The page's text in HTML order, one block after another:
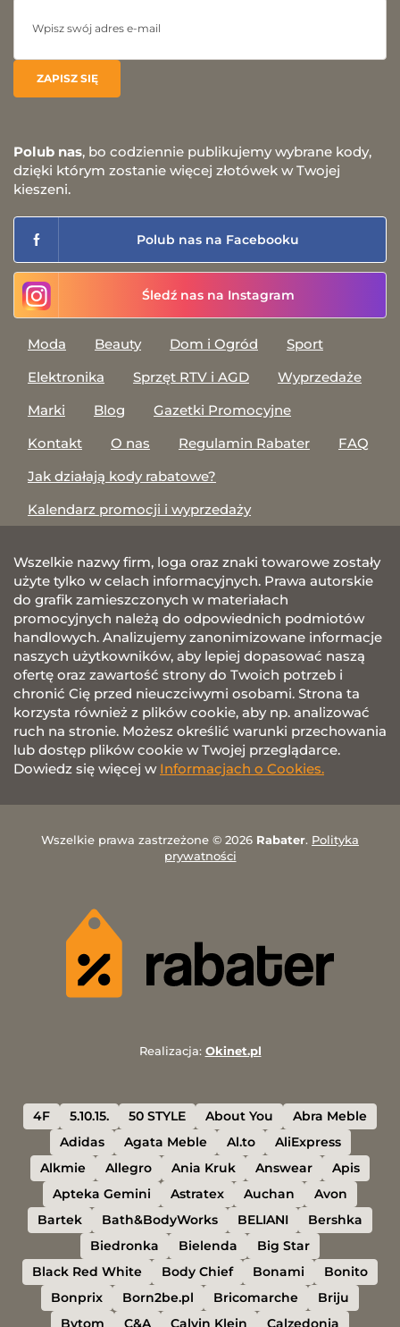
Polub nas, bo codziennie publikujemy wybrane kody,
dzięki którym zostanie więcej złotówek w Twojej
kieszeni.
Polub nas na Facebooku
Śledź nas na Instagram
Moda Beauty Dom i Ogród
Sport
Elektronika
Sprzęt RTV i AGD
Wyprzedaże
Marki
Blog
Gazetki Promocyjne
Kontakt
O nas Regulamin Rabater
FAQ
Jak działają kody rabatowe?
Kalendarz promocji i wyprzedaży
Wszelkie nazwy firm, loga oraz znaki towarowe zostały
użyte tylko w celach informacyjnych. Prawa autorskie
do grafik zamieszczonych w materiałach
promocyjnych należą do odpowiednich podmiotów
handlowych. Analizujemy zanonimizowane informacje
naszych użytkowników, aby lepiej dopasować naszą
ofertę oraz zawartość strony do Twoich potrzeb i
chronić Cię przed nieuczciwymi osobami. Strona ta
korzysta również z plików cookie, aby np. analizować
ruch na stronie. Możesz określić warunki przechowania
lub dostęp plików cookie w Twojej przeglądarce.
Dowiedz się więcej w Informacjach o Cookies.
Wszelkie prawa zastrzeżone © 2026 Rabater. Polityka
prywatności
Realizacja: Okinet.pl
4F 5.10.15. 50 STYLE About You
Abra Meble
Adidas
Agata Meble Al.to
AliExpress
Alkmie
Allegro Ania Kruk Answear
Apis
Apteka Gemini
Astratex Auchan
Avon
Bartek
Bath&BodyWorks BELIANI
Bershka
Biedronka
Bielenda
Big Star
Black Red White
Body Chief Bonami
Bonito
Bonprix
Born2be.pl Bricomarche
Briju
Bytom
C&A Calvin Klein Calzedonia